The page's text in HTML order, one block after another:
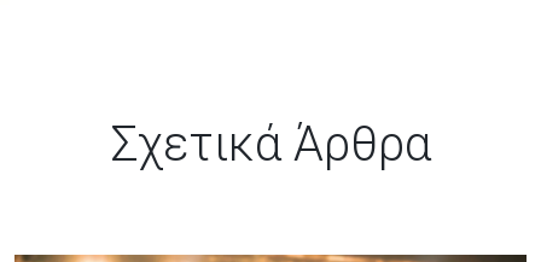
Σχετικά Άρθρα